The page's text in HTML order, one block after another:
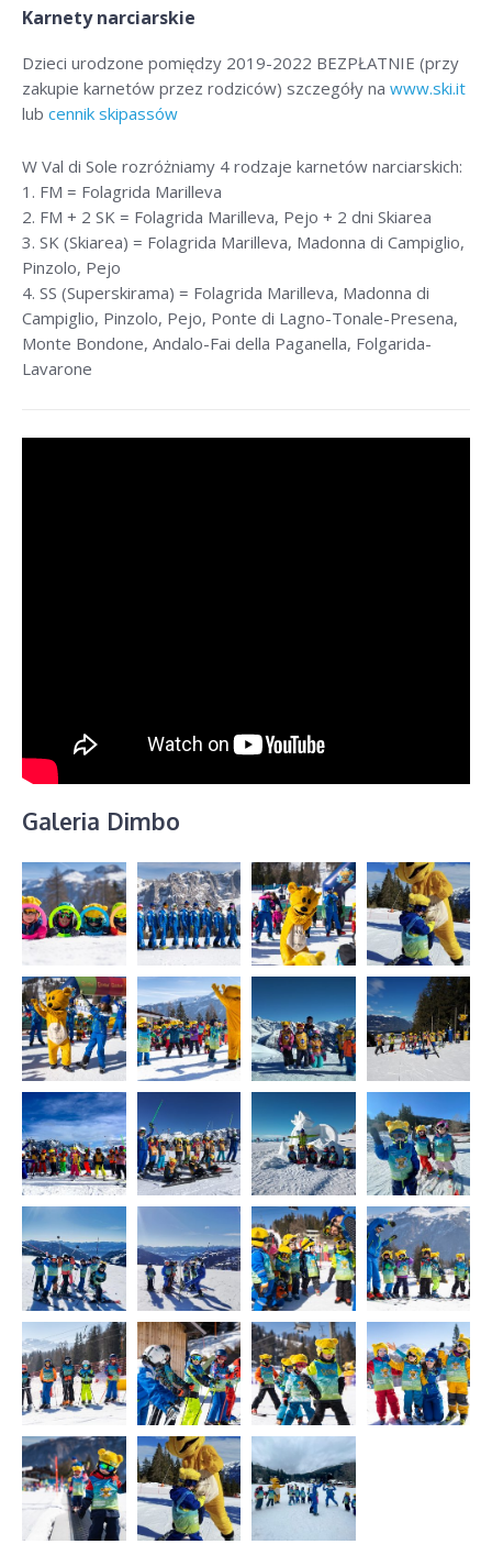
Karnety narciarskie
Dzieci urodzone pomiędzy 2019-2022 BEZPŁATNIE (przy
zakupie karnetów przez rodziców) szczegóły na www.ski.it
lub cennik skipassów
W Val di Sole rozróżniamy 4 rodzaje karnetów narciarskich:
1. FM = Folagrida Marilleva
2. FM + 2 SK = Folagrida Marilleva, Pejo + 2 dni Skiarea
3. SK (Skiarea) = Folagrida Marilleva, Madonna di Campiglio,
Pinzolo, Pejo
4. SS (Superskirama) = Folagrida Marilleva, Madonna di
Campiglio, Pinzolo, Pejo, Ponte di Lagno-Tonale-Presena,
Monte Bondone, Andalo-Fai della Paganella, Folgarida-
Lavarone
Galeria Dimbo